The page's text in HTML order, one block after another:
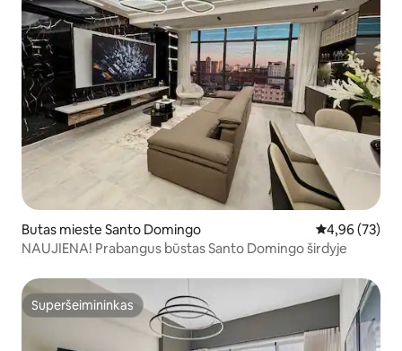
Butas mieste Santo Domingo Vidutinis
4,96 (73)
NAUJIENA! Prabangus būstas Santo Domingo širdyje
Superšeimininkas
Superšeimininkas